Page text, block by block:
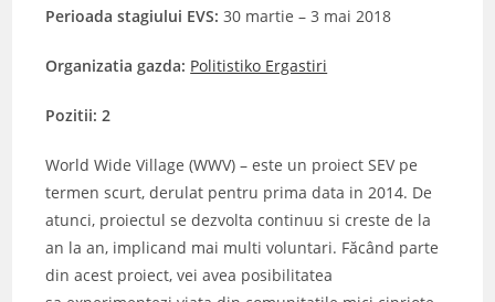
Perioada stagiului EVS:30 martie – 3 mai 2018
Organizatia gazda: Politistiko Ergastiri
Pozitii: 2
World Wide Village (WWV) – este un proiect SEV pe
termen scurt, derulat pentru prima data in 2014. De
atunci, proiectul se dezvolta continuu si creste de la
an la an, implicand mai multi voluntari. Făcând parte
din acest proiect, vei avea posibilitatea